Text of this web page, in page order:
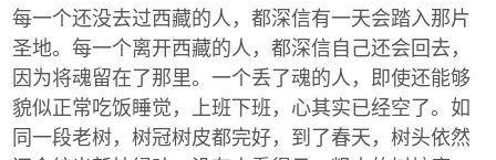
每一个还没去过西藏的人，都深信有一天会踏入那片
圣地。每一个离开西藏的人，都深信自己还会回去，
因为将魂留在了那里。一个丢了魂的人，即使还能够
貌似正常吃饭睡觉，上班下班，心其实已经空了。如
同一段老树，树冠树皮都完好，到了春天，树头依然